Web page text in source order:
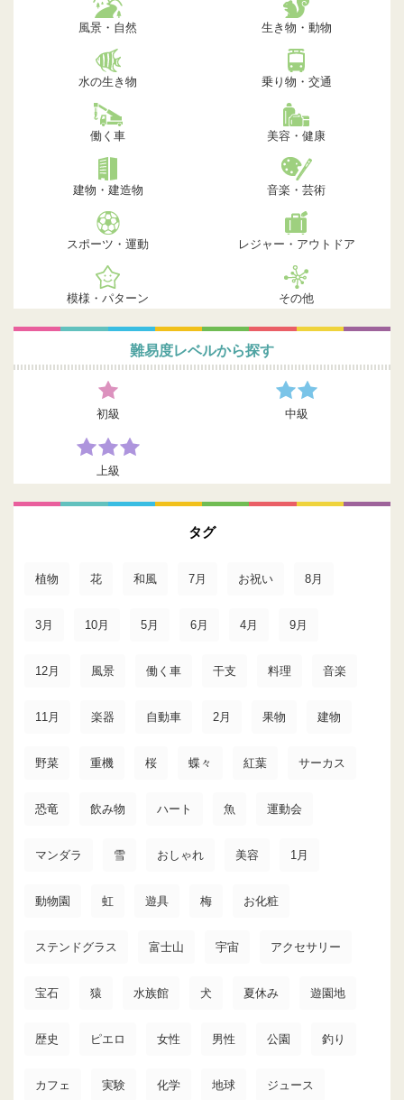
風景・自然 生き物・動物
水の生き物 乗り物・交通
働く車 美容・健康
建物・建造物 音楽・芸術
スポーツ・運動 レジャー・アウトドア
模様・パターン その他
難易度レベルから探す
初級 中級
上級
タグ
植物 花 和風 7月 お祝い 8月
3月 10月 5月 6月 4月 9月
12月 風景 働く車 干支 料理 音楽
11月 楽器 自動車 2月 果物 建物
野菜 重機 桜 蝶々 紅葉 サーカス
恐竜 飲み物 ハート 魚 運動会
マンダラ 雪 おしゃれ 美容 1月
動物園 虹 遊具 梅 お化粧
ステンドグラス 富士山 宇宙 アクセサリー
宝石 猿 水族館 犬 夏休み 遊園地
歴史 ピエロ 女性 男性 公園 釣り
カフェ 実験 化学 地球 ジュース